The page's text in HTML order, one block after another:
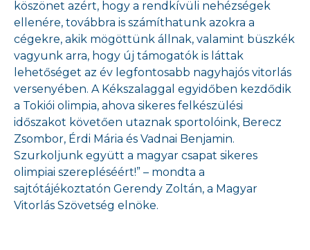
köszönet azért, hogy a rendkívüli nehézségek
ellenére, továbbra is számíthatunk azokra a
cégekre, akik mögöttünk állnak, valamint büszkék
vagyunk arra, hogy új támogatók is láttak
lehetőséget az év legfontosabb nagyhajós vitorlás
versenyében. A Kékszalaggal egyidőben kezdődik
a Tokiói olimpia, ahova sikeres felkészülési
időszakot követően utaznak sportolóink, Berecz
Zsombor, Érdi Mária és Vadnai Benjamin.
Szurkoljunk együtt a magyar csapat sikeres
olimpiai szerepléséért!” – mondta a
sajtótájékoztatón Gerendy Zoltán, a Magyar
Vitorlás Szövetség elnöke.